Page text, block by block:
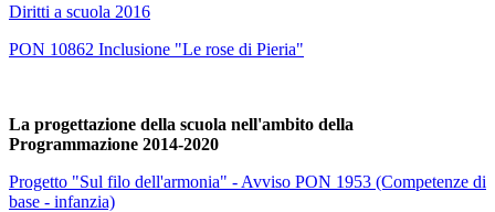
Diritti a scuola 2016
PON 10862 Inclusione "Le rose di Pieria"
La progettazione della scuola nell'ambito della
Programmazione 2014-2020
Progetto "Sul filo dell'armonia" - Avviso PON 1953 (Competenze di
base - infanzia)